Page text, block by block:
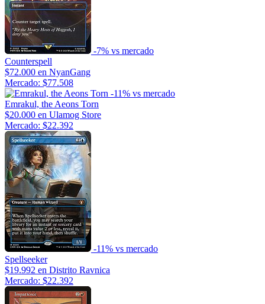
-7% vs mercado
Counterspell
$72.000 en NyanGang
Mercado: $77.508
-11% vs mercado
Emrakul, the Aeons Torn
$20.000 en Ulamog Store
Mercado: $22.392
-11% vs mercado
Spellseeker
$19.992 en Distrito Ravnica
Mercado: $22.392